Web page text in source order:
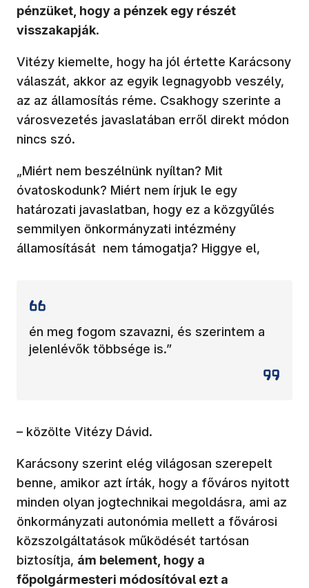
pénzüket, hogy a pénzek egy részét
visszakapják.
Vitézy kiemelte, hogy ha jól értette Karácsony
válaszát, akkor az egyik legnagyobb veszély,
az az államosítás réme. Csakhogy szerinte a
városvezetés javaslatában erről direkt módon
nincs szó.
„Miért nem beszélnünk nyíltan? Mit
óvatoskodunk? Miért nem írjuk le egy
határozati javaslatban, hogy ez a közgyűlés
semmilyen önkormányzati intézmény
államosítását nem támogatja? Higgye el,
én meg fogom szavazni, és szerintem a
jelenlévők többsége is.”
– közölte Vitézy Dávid.
Karácsony szerint elég világosan szerepelt
benne, amikor azt írták, hogy a főváros nyitott
minden olyan jogtechnikai megoldásra, ami az
önkormányzati autonómia mellett a fővárosi
közszolgáltatások működését tartósan
biztosítja, ám belement, hogy a
főpolgármesteri módosítóval ezt a